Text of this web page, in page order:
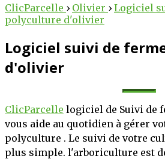
potentiel
!
suivez vos
exploitation, le
S'INSCRIRE
ClicParcelle › Olivier › Logiciel
polyculture d'olivier
Logiciel suivi de
d'olivier
ClicParcelle logiciel de Suivi de
vous aide au quotidien à gérer
polyculture . Le suivi de votre
plus simple. l'arboriculture est